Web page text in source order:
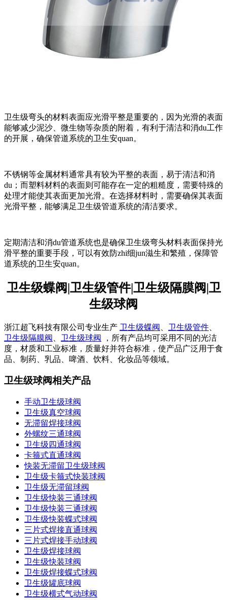
卫生级弯头的材料表面应光滑平整是重要的，因为光滑的表面
能够减少泥沙、微生物等杂质的附着，有利于清洁和消du工作
的开展，确保管道系统的卫生安quan。
不锈钢等金属材料通常具有较为平整的表面，易于清洁和消
du；而塑料材料的表面则可能存在一定的粗糙度，需要特殊的
处理才能使其表面更加光滑。在选择材料时，需要确保其表面
光滑平整，能够满足卫生级管道系统的清洁要求。
定期清洁和消du管道系统也是确保卫生级弯头材料表面保持光
滑平整的重要手段，可以有效防zhi细jun滋生和繁殖，保障管
道系统的卫生安quan。
卫生级蝶阀|卫生级管件|卫生级隔膜阀|卫
生级球阀
浙江超飞科技有限公司专业生产 卫生级蝶阀 卫生级管件
卫生级隔膜阀
卫生级球阀
，所有产品均可采用不同的光洁
度，材质和工业标准，质量好并符合标准，使产品广泛用于食
品、制药、乳品、啤酒、饮料、化妆品等领域。
卫生级球阀相关产品
手动卫生级球阀
卫生级真空球阀
无滞留焊接球阀
外螺纹三通球阀
卫生级四通球阀
卡箍式直通球阀
快装无滞留卫生级球阀
卫生级卡箍式快装球阀
卫生级无滞留球阀
卫生级快装三通球阀
卫生级快装三通球阀
卫生级快装蝶式球阀
三片式焊接直通球阀
三片式焊接手动球阀
卫生级焊接球阀
卫生级快装球阀
卫生级焊接蝶式球阀
卫生级罐底球阀
卫生级横式气动球阀